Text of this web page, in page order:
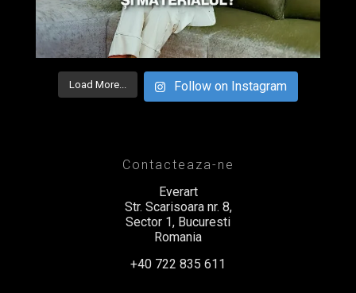
Load More... Follow on Instagram
Contacteaza-ne
Everart
Str. Scarisoara nr. 8,
Sector 1, Bucuresti
Romania
+40 722 835 611